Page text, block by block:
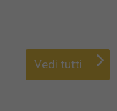
Vedi tutti